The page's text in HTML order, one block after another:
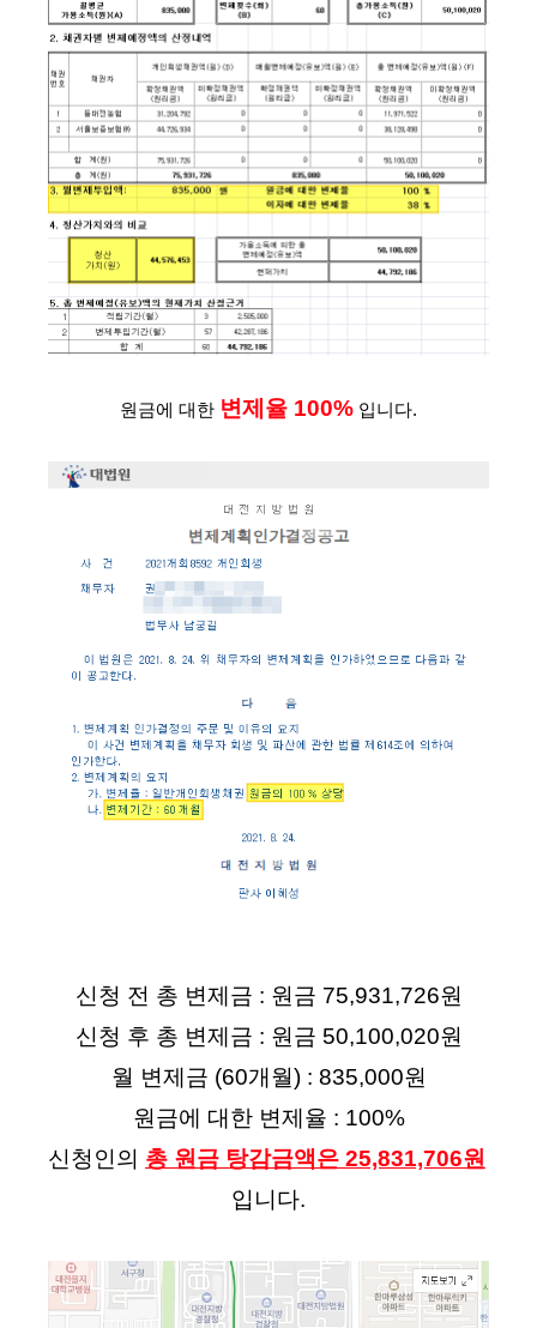
원금에 대한 변제율 100% 입니다.
신청 전 총 변제금 : 원금 75,931,726원
신청 후 총 변제금 : 원금 50,100,020원
월 변제금 (60개월) : 835,000원
원금에 대한 변제율 : 100%
신청인의 총 원금 탕감금액은 25,831,706원
입니다.